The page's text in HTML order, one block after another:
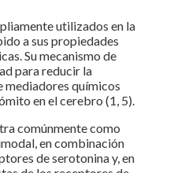
utilizados en la
a sus propiedades
Su mecanismo de
para reducir la
mediadores químicos
en el cerebro (1, 5).
comúnmente como
en combinación
de serotonina y, en